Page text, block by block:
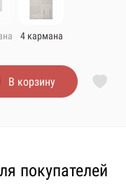
4 кармана
В корзину
покупателей